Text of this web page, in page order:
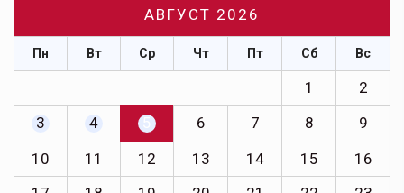
АВГУСТ 2026
Пн Вт Ср Чт Пт Сб Вс
1
2
3
4 5 6 7 8
9
10
11 12 13 14 15
16